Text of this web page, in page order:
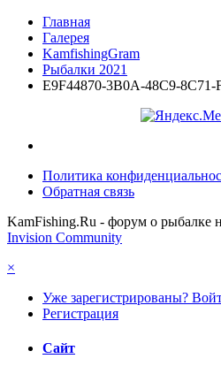
Главная
Галерея
KamfishingGram
Рыбалки 2021
E9F44870-3B0A-48C9-8C71-
Политика
Обратная связь
KamFishing.Ru - форум о рыбалке
Invision Community
×
Уже зарегистрированы?
Регистрация
Сайт